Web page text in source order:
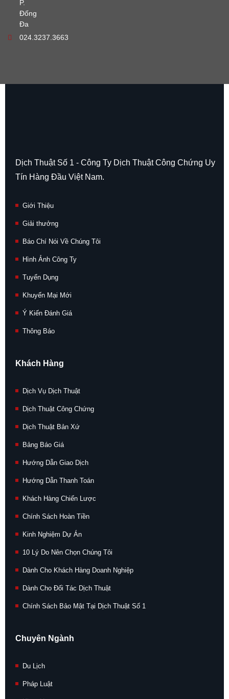
P.
Đống
Đa
024.3237.3663
Dịch Thuật Số 1 - Công Ty Dịch Thuật Công Chứng Uy
Tín Hàng Đầu Việt Nam.
Giới Thiệu
Giải thưởng
Báo Chí Nói Về Chúng Tôi
Hình Ảnh Công Ty
Tuyển Dụng
Khuyến Mại Mới
Ý Kiến Đánh Giá
Thông Báo
Khách Hàng
Dịch Vụ Dịch Thuật
Dịch Thuật Công Chứng
Dịch Thuật Bản Xứ
Bảng Báo Giá
Hướng Dẫn Giao Dịch
Hướng Dẫn Thanh Toán
Khách Hàng Chiến Lược
Chính Sách Hoàn Tiền
Kinh Nghiệm Dự Án
10 Lý Do Nên Chọn Chúng Tôi
Dành Cho Khách Hàng Doanh Nghiệp
Dành Cho Đối Tác Dịch Thuật
Chính Sách Bảo Mật Tại Dịch Thuật Số 1
Chuyên Ngành
Du Lịch
Pháp Luật